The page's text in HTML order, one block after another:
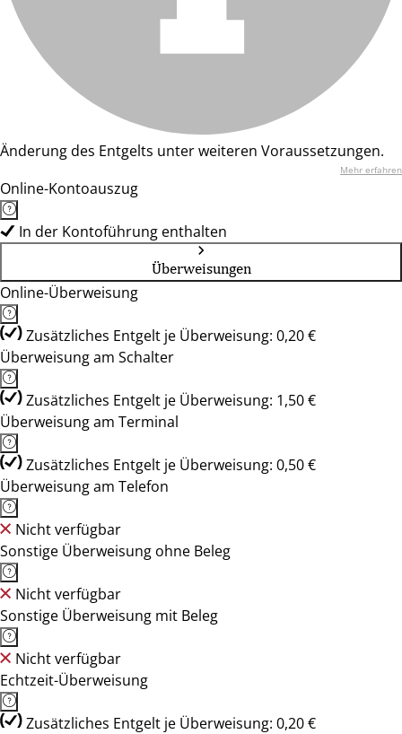
Änderung des Entgelts unter weiteren Voraussetzungen.
Mehr erfahren
Online-Kontoauszug
In der Kontoführung enthalten
Überweisungen
Online-Überweisung
Zusätzliches Entgelt je Überweisung: 0,20 €
Überweisung am Schalter
Zusätzliches Entgelt je Überweisung: 1,50 €
Überweisung am Terminal
Zusätzliches Entgelt je Überweisung: 0,50 €
Überweisung am Telefon
Nicht verfügbar
Sonstige Überweisung ohne Beleg
Nicht verfügbar
Sonstige Überweisung mit Beleg
Nicht verfügbar
Echtzeit-Überweisung
Zusätzliches Entgelt je Überweisung: 0,20 €